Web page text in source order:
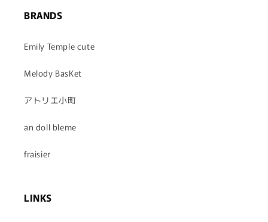
BRANDS
Emily Temple cute
Melody BasKet
アトリエ小町
an doll bleme
fraisier
LINKS